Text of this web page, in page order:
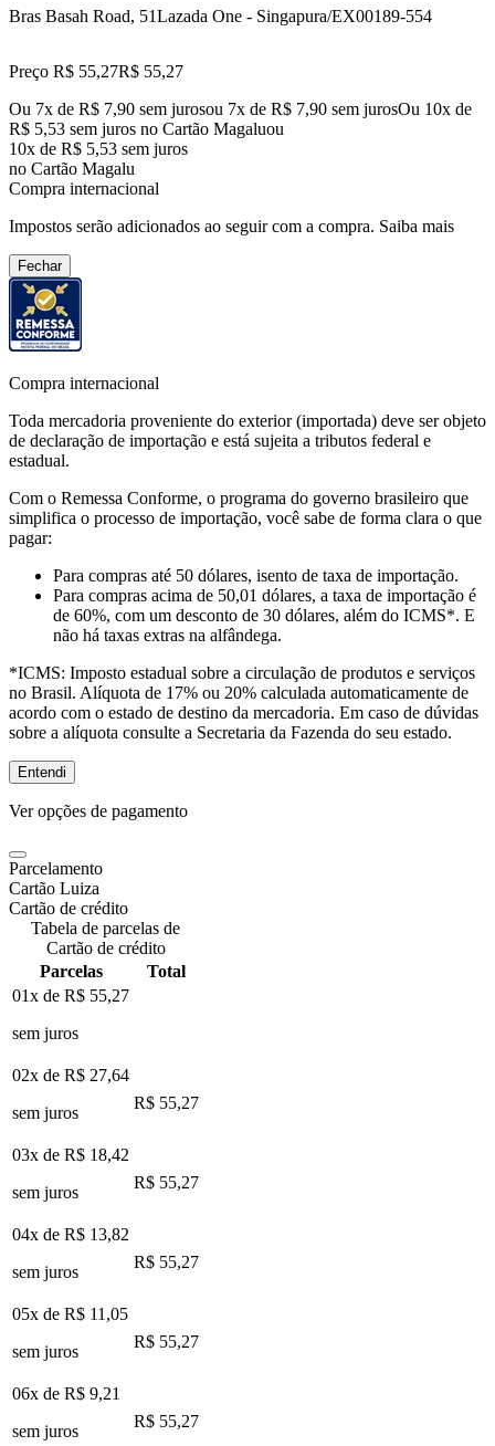
Bras Basah Road, 51Lazada One - Singapura/EX00189-554
Preço R$ 55,27R$ 55,27
Ou 7x de R$ 7,90 sem jurosou 7x de R$ 7,90 sem jurosOu 10x de
R$ 5,53 sem juros no Cartão Magaluou
10x de R$ 5,53 sem juros
no Cartão Magalu
Compra internacional
Impostos serão adicionados ao seguir com a compra. Saiba mais
Fechar
Compra internacional
Toda mercadoria proveniente do exterior (importada) deve ser objeto
de declaração de importação e está sujeita a tributos federal e
estadual.
Com o Remessa Conforme, o programa do governo brasileiro que
simplifica o processo de importação, você sabe de forma clara o que
pagar:
Para compras até 50 dólares, isento de taxa de importação.
Para compras acima de 50,01 dólares, a taxa de importação é
de 60%, com um desconto de 30 dólares, além do ICMS*. E
não há taxas extras na alfândega.
*ICMS: Imposto estadual sobre a circulação de produtos e serviços
no Brasil. Alíquota de 17% ou 20% calculada automaticamente de
acordo com o estado de destino da mercadoria. Em caso de dúvidas
sobre a alíquota consulte a Secretaria da Fazenda do seu estado.
Entendi
Ver opções de pagamento
Parcelamento
Cartão Luiza
Cartão de crédito
Tabela de parcelas de
Cartão de crédito
Parcelas
Total
01x de R$ 55,27
sem juros
02x de R$ 27,64
sem juros
R$ 55,27
03x de R$ 18,42
sem juros
R$ 55,27
04x de R$ 13,82
sem juros
R$ 55,27
05x de R$ 11,05
sem juros
R$ 55,27
06x de R$ 9,21
sem juros
R$ 55,27